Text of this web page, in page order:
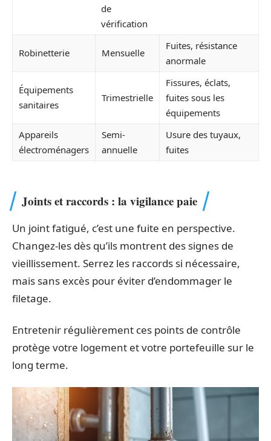
de
vérification
Robinetterie Mensuelle
Fuites, résistance
anormale
Équipements
sanitaires
Trimestrielle
Fissures, éclats,
fuites sous les
équipements
Appareils
électroménagers
Semi-
annuelle
Usure des tuyaux,
fuites
Joints et raccords : la vigilance paie
Un joint fatigué, c’est une fuite en perspective.
Changez-les dès qu’ils montrent des signes de
vieillissement. Serrez les raccords si nécessaire,
mais sans excès pour éviter d’endommager le
filetage.
Entretenir régulièrement ces points de contrôle
protège votre logement et votre portefeuille sur le
long terme.